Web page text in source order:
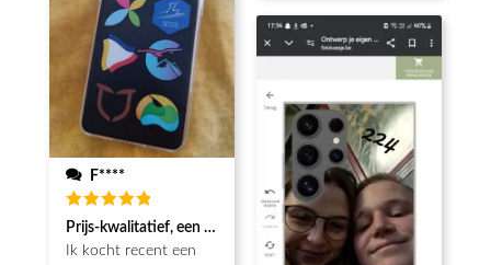
F****
Beoordeeld
5 van de 5
Prijs-kwalitatief, een echt koopje met mooie afwerking
Ik kocht recent een